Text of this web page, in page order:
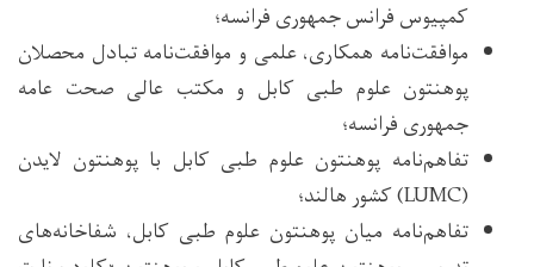
کمپیوس فرانس جمهوری فرانسه؛
موافقت‌نامه همکاری، علمی و موافقت‌نامه تبادل محصلان
پوهنتون علوم طبی کابل و مکتب عالی صحت عامه
جمهوری فرانسه؛
تفاهم‌نامه پوهنتون علوم طبی کابل با پوهنتون لایدن
(LUMC) کشور هالند؛
تفاهم‌نامه میان پوهنتون علوم طبی کابل، شفاخانه‌های